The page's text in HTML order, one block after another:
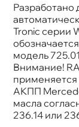
Разработано
Tronic серии
модель
нимание!
применяется
АКПП
масла
236.14 или